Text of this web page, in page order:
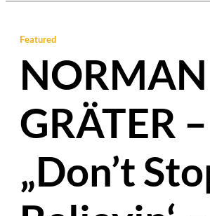
Featured
NORMAN
GRÄTER –
„Don’t